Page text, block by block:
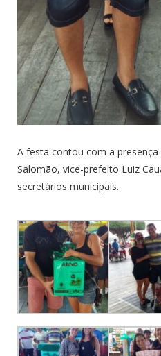
A festa contou com a
Salomão, vice-prefeito Luiz
secretários municipais.